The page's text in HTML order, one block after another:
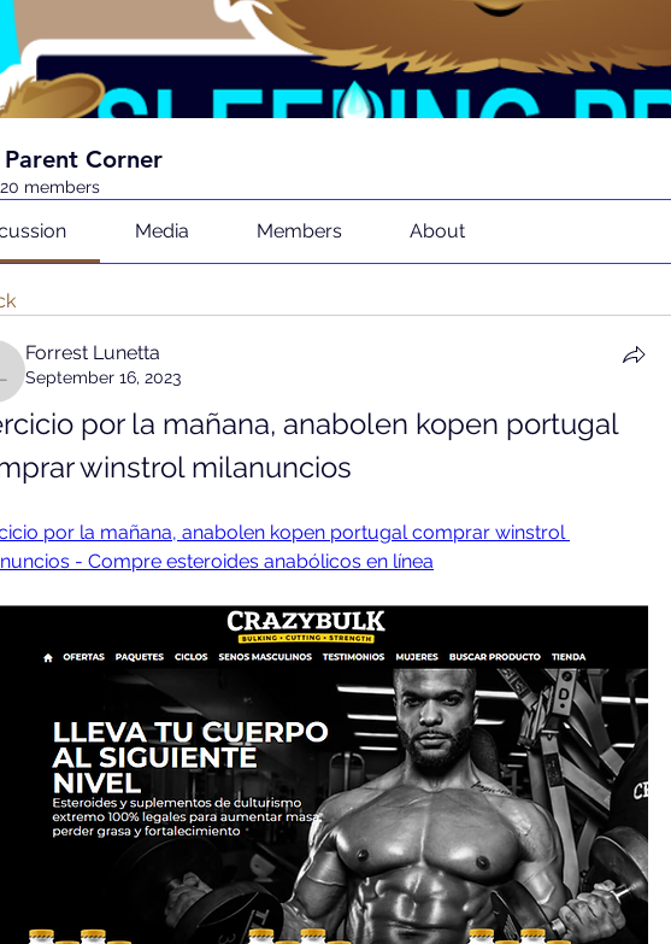
Parent Corner
20 members
Media Members About
Lunetta
Forrest Lunetta
September 16, 2023
por la mañana, anabolen kopen portugal
winstrol milanuncios
por la mañana, anabolen kopen portugal comprar winstrol
- Compre esteroides anabólicos en línea